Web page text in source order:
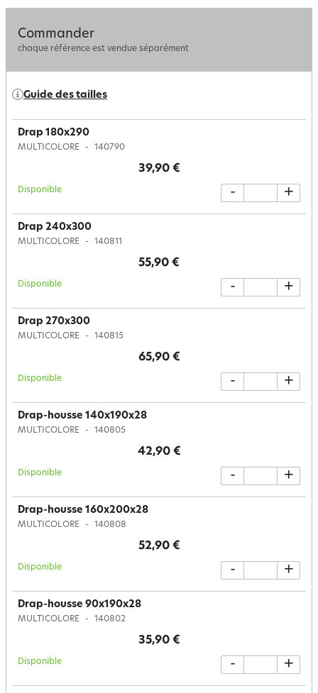
Commander
chaque référence est vendue séparément
Guide des tailles
Drap 180x290
MULTICOLORE 140790
39,90 €
Disponible - +
Drap 240x300
MULTICOLORE 140811
55,90 €
Disponible - +
Drap 270x300
MULTICOLORE 140815
65,90 €
Disponible - +
Drap-housse 140x190x28
MULTICOLORE 140805
42,90 €
Disponible - +
Drap-housse 160x200x28
MULTICOLORE 140808
52,90 €
Disponible - +
Drap-housse 90x190x28
MULTICOLORE 140802
35,90 €
Disponible - +